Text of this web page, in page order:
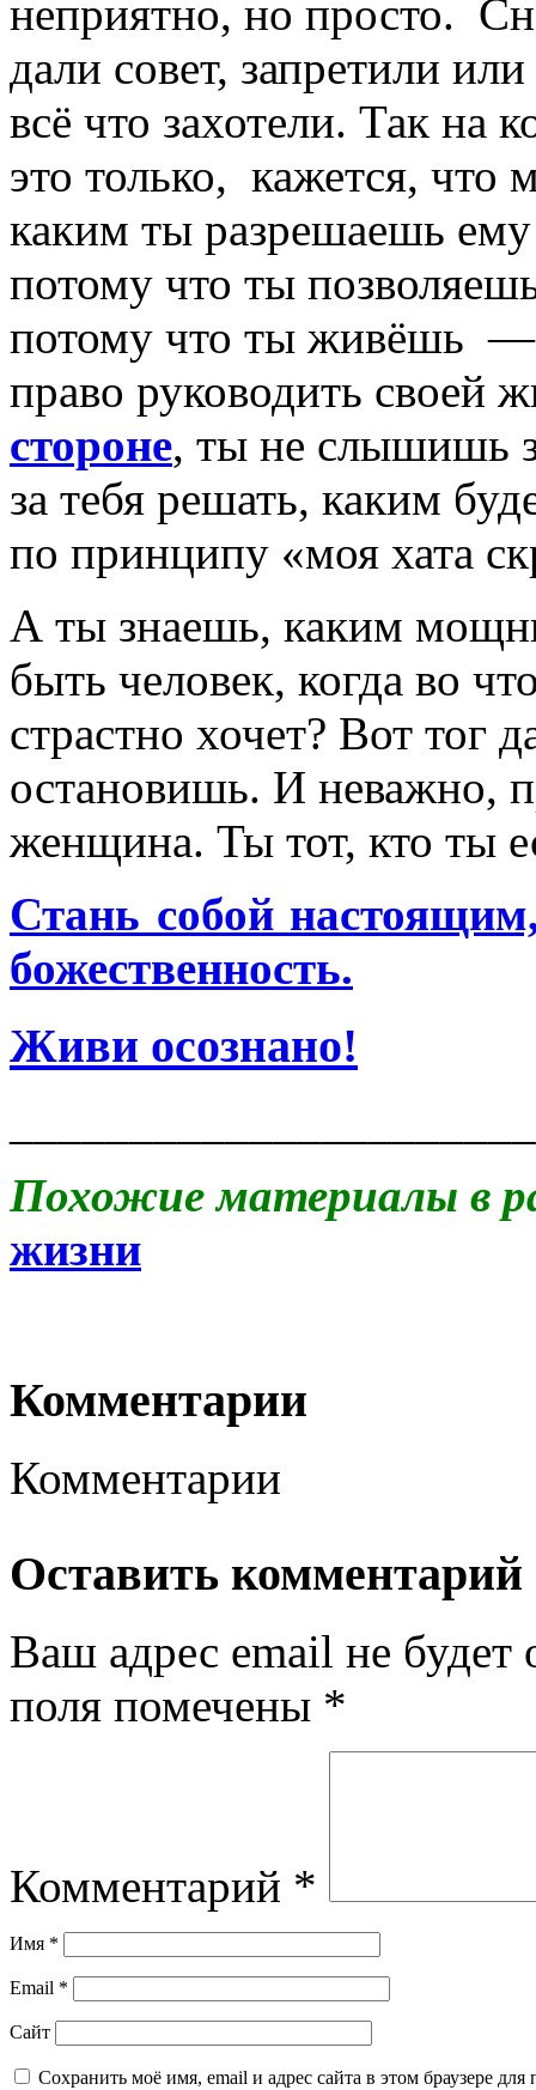
неприятно, но просто.
дали совет, запретили
всё что захотели. Так на
это только, кажется,
каким ты разрешаешь
потому что ты
потому что ты живёшь —
право руководить своей
стороне, ты не слышишь
за тебя решать, каким
по принципу «моя хата
А ты знаешь, каким
быть человек, когда во
страстно хочет? Вот тог
остановишь. И неважно,
женщина. Ты тот, кто ты
Стань собой
божественность.
Живи осознано!
Похожие материалы в
жизни
Комментарии
Комментарии
Оставить комментарий
Ваш адрес email не будет
поля помечены *
Комментарий *
Имя *
Email *
Сайт
Сохранить моё имя, email и адрес сайта в этом браузере